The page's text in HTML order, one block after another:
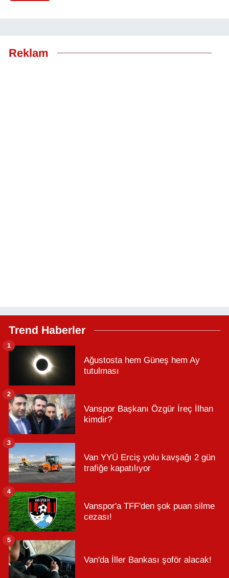
Reklam
Trend Haberler
Ağustosta hem Güneş hem Ay
tutulması
1
Vanspor Başkanı Özgür İreç İlhan
kimdir?
2
Van YYÜ Erciş yolu kavşağı 2 gün
trafiğe kapatılıyor
3
Vanspor'a TFF'den şok puan silme
cezası!
4
Van'da İller Bankası şoför alacak!
5